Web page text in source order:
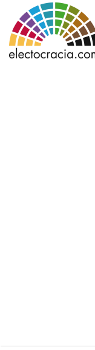
Ir al contenido